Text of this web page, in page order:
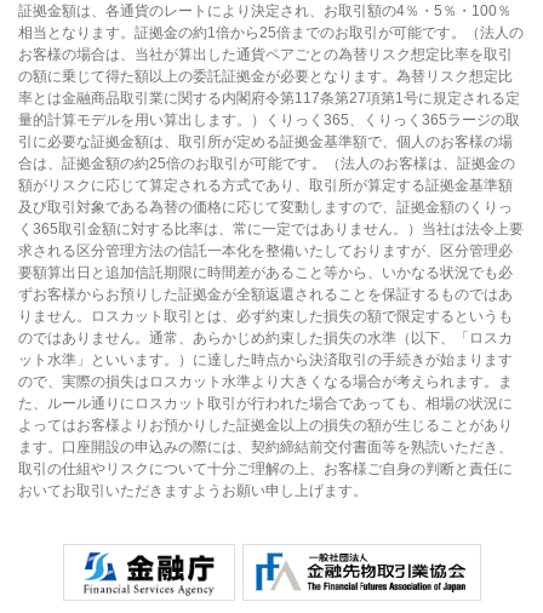
証拠金額は、各通貨のレートにより決定され、お取引額の4％・5％・100％
相当となります。証拠金の約1倍から25倍までのお取引が可能です。（法人の
お客様の場合は、当社が算出した通貨ペアごとの為替リスク想定比率を取引
の額に乗じて得た額以上の委託証拠金が必要となります。為替リスク想定比
率とは金融商品取引業に関する内閣府令第117条第27項第1号に規定される定
量的計算モデルを用い算出します。）くりっく365、くりっく365ラージの取
引に必要な証拠金額は、取引所が定める証拠金基準額で、個人のお客様の場
合は、証拠金額の約25倍のお取引が可能です。（法人のお客様は、証拠金の
額がリスクに応じて算定される方式であり、取引所が算定する証拠金基準額
及び取引対象である為替の価格に応じて変動しますので、証拠金額のくりっ
く365取引金額に対する比率は、常に一定ではありません。）当社は法令上要
求される区分管理方法の信託一本化を整備いたしておりますが、区分管理必
要額算出日と追加信託期限に時間差があること等から、いかなる状況でも必
ずお客様からお預りした証拠金が全額返還されることを保証するものではあ
りません。ロスカット取引とは、必ず約束した損失の額で限定するというも
のではありません。通常、あらかじめ約束した損失の水準（以下、「ロスカ
ット水準」といいます。）に達した時点から決済取引の手続きが始まります
ので、実際の損失はロスカット水準より大きくなる場合が考えられます。ま
た、ルール通りにロスカット取引が行われた場合であっても、相場の状況に
よってはお客様よりお預かりした証拠金以上の損失の額が生じることがあり
ます。口座開設の申込みの際には、契約締結前交付書面等を熟読いただき、
取引の仕組やリスクについて十分ご理解の上、お客様ご自身の判断と責任に
おいてお取引いただきますようお願い申し上げます。